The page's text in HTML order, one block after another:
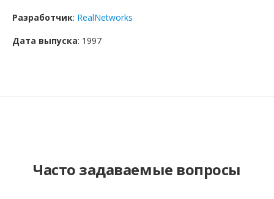
Разработчик: RealNetworks
Дата выпуска: 1997
Часто задаваемые вопросы